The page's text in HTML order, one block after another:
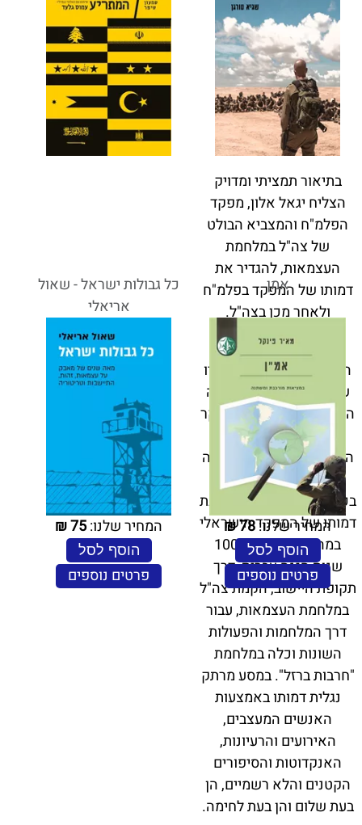
בתיאור תמציתי ומדויק
הצליח יגאל אלון, מפקד
הפלמ"ח והמצביא הבולט
של צה"ל במלחמת
העצמאות, להגדיר את
דמותו של המפקד בפלמ"ח
ולאחר מכן בצה"ל.
"דמות מפקד" הוא מונח
המתאר את מארג יכולותיו
של מפקד צבאי מהבחינה
המקצועית, הערכית ובעיקר
המנהיגותית. התמהיל
המשתנה בין מרכיבים אלה
יוצר דמות ייחודית לצבא
בכל מדינה. בספר זה נבחנת
דמותו של המפקד הישראלי
במהלך למעלה מ־ 100
שנות הגנה עברית, דרך
תקופת היישוב, הקמת צה"ל
במלחמת העצמאות, עבור
דרך המלחמות והפעולות
השונות וכלה במלחמת
"חרבות ברזל". במסע מרתק
נגלית דמותו באמצעות
האנשים המעצבים,
האירועים והרעיונות,
האנקדוטות והסיפורים
הקטנים והלא רשמיים, הן
בעת שלום והן בעת לחימה.
אמן
המחיר שלנו:78
₪
הוסף לסל
פרטים נוספים
כל גבולות ישראל - שאול
אריאלי
המחיר שלנו:75
₪
הוסף לסל
פרטים נוספים